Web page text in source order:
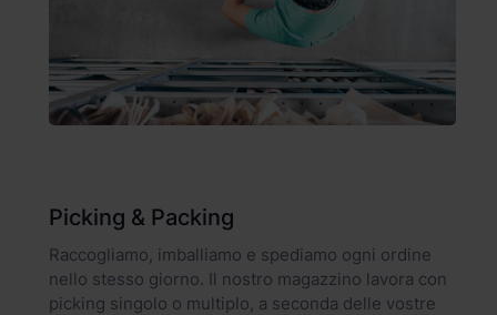
Picking & Packing
Raccogliamo, imballiamo e spediamo ogni ordine
nello stesso giorno. Il nostro magazzino lavora con
picking singolo o multiplo, a seconda delle vostre